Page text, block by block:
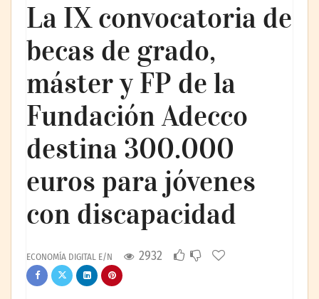
La IX convocatoria de
becas de grado,
máster y FP de la
Fundación Adecco
destina 300.000
euros para jóvenes
con discapacidad
ECONOMÍA DIGITAL E/N 2932